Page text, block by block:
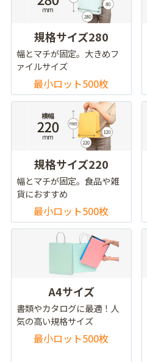
規格サイズ280
幅とマチが固定。大きめフ
ァイルサイズ
最小ロット500枚
規格サイズ220
幅とマチが固定。食品や雑
貨におすすめ
最小ロット500枚
A4サイズ
書類やカタログに最適！人
気の高い規格サイズ
最小ロット500枚